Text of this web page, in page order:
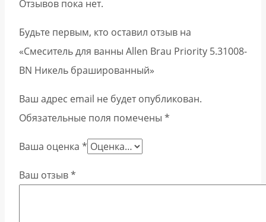
Отзывов пока нет.
Будьте первым, кто оставил отзыв на
«Смеситель для ванны Allen Brau Priority 5.31008-
BN Никель брашированный»
Ваш адрес email не будет опубликован.
Обязательные поля помечены *
Ваша оценка *
Ваш отзыв*